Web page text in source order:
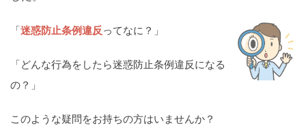
徳島 香川 愛媛 高知
九州・沖縄
福岡
沖縄
「迷惑防止条例違反ってなに？」
「どんな行為をしたら迷惑防止条例違反になる
の？」
このような疑問をお持ちの方はいませんか？